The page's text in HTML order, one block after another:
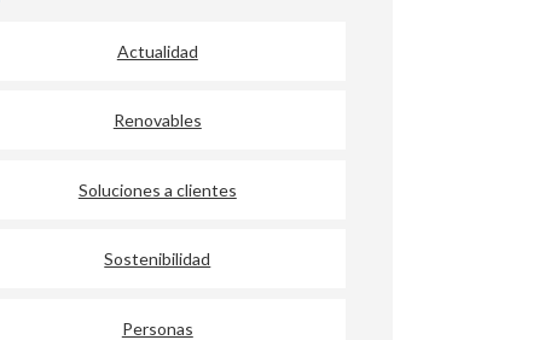
Actualidad
Renovables
Soluciones a clientes
Sostenibilidad
Personas